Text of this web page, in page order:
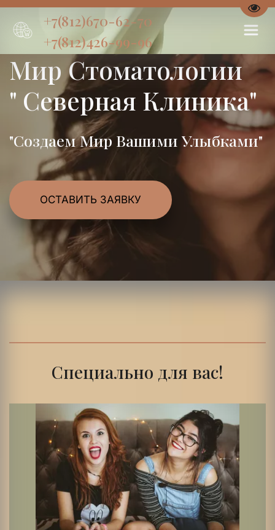
+7(812)670-62-70
+7(812)426-99-96
Мир Стоматологии
" Северная Клиника"
"Создаем Мир Вашими Улыбками"
ОСТАВИТЬ ЗАЯВКУ
Специально для вас!